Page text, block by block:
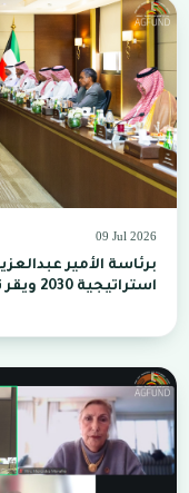
09 Jul 2026
برئاسة الأمير
استراتيجية 2030 ويقر تمويل 15 مشروعًا تنمويًا